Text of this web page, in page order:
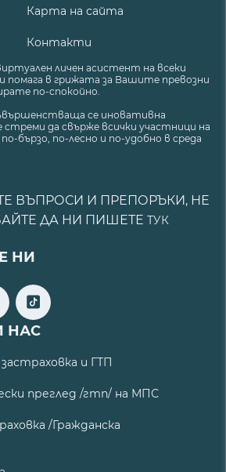
Карта на сайта
Контакти
личен асистент на всеки
в грижата за Вашите превозни
по-спокойно.
се иновативна
да свърже всички участници на
бързо, по-лесно и по-удобно в среда
ВЪПРОСИ И ПРЕПОРЪКИ, НЕ
ДА НИ ПИШЕТЕ ТУК
НИ
НАС
и ГТП
преглед /гтп/ на МПС
/Гражданска